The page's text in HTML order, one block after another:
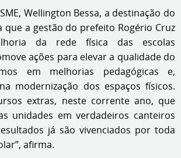
Wellington Bessa, a destinação do
a gestão do prefeito Rogério Cruz
da rede física das escolas
ações para elevar a qualidade do
em melhorias pedagógicas e,
modernização dos espaços físicos.
extras, neste corrente ano, que
unidades em verdadeiros canteiros
já são vivenciados por toda
afirma.